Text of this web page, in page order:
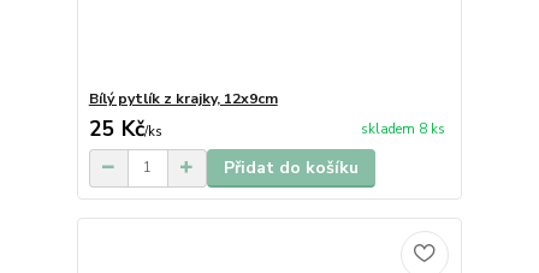
Bílý pytlík z krajky, 12x9cm
25 Kč/ks skladem 8 ks
Přidat do košíku